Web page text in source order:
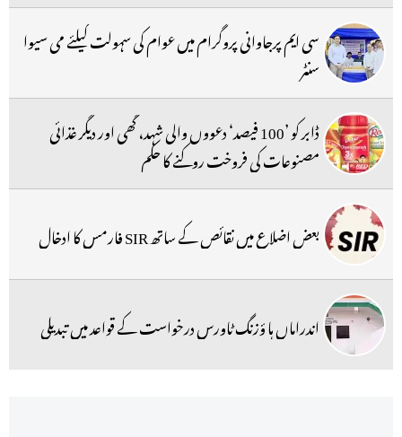
سی ایم پرجاوانی پروگرام میں عوام کی سہولت کیلئے می سیوا
سنٹر
ڈابر کو ’100 فیصد‘ دعووں والی شہد، گھی اور دیگر غذائی
مصنوعات کی فروخت روکنے کا حکم
بعض اضلاع میں نقائص کے ساتھ SIR فارمس کا ادخال
اندراماں ہا ؤزنگ ٹاورس درخواست کے قواعد میں تبدیلی